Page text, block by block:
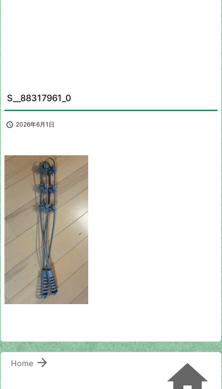
S__88317961_0
 2026年6月1日

Home